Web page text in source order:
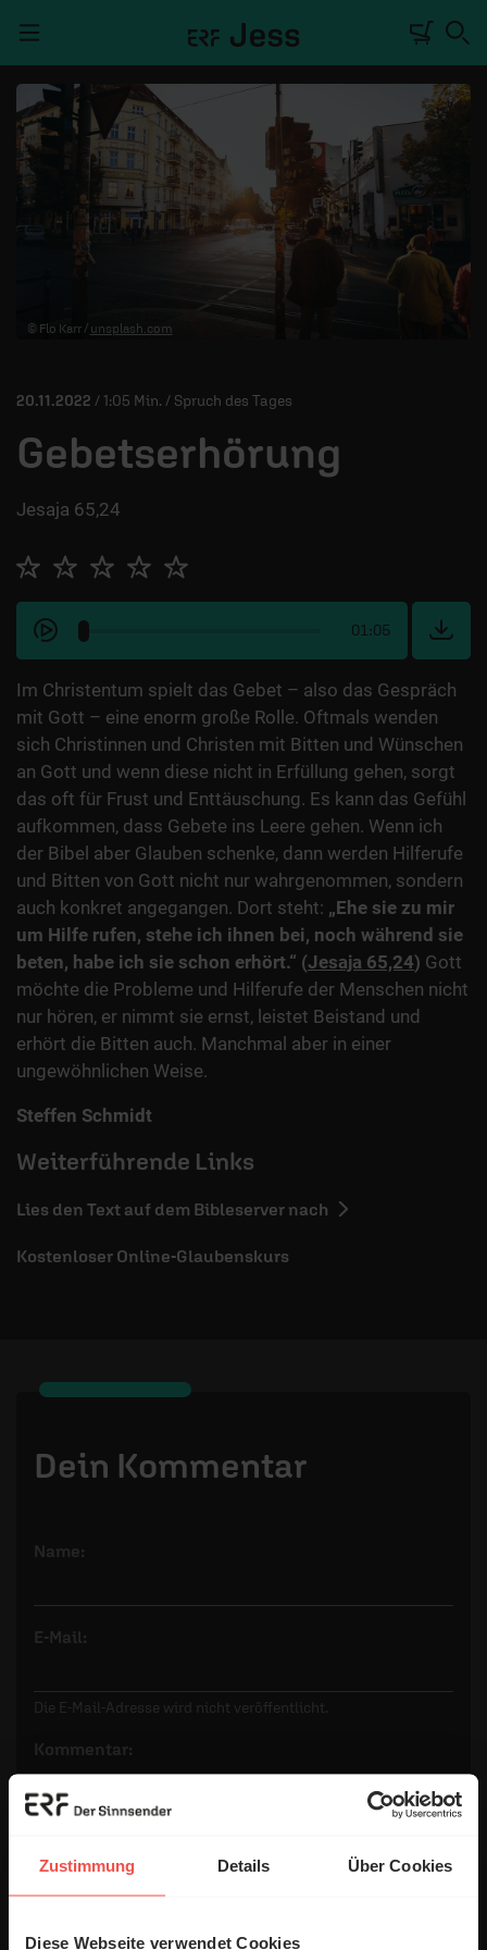
Zustimmung Details Über Cookies
Diese Webseite verwendet Cookies
TALKWERK
REPORTAGE
MITMACHEN
ÜBER UNS
© Flo Karr / unsplash.com
20.11.2022 / 1:05 Min. / Spruch des Tages
Gebetserhörung
Jesaja 65,24
01:05
Im Christentum spielt das Gebet – also das Gespräch
mit Gott – eine enorm große Rolle. Oftmals wenden
sich Christinnen und Christen mit Bitten und Wünschen
an Gott und wenn diese nicht in Erfüllung gehen, sorgt
das oft für Frust und Enttäuschung. Es kann das Gefühl
aufkommen, dass Gebete ins Leere gehen. Wenn ich
der Bibel aber Glauben schenke, dann werden Hilferufe
und Bitten von Gott nicht nur wahrgenommen, sondern
auch konkret angegangen. Dort steht: „Ehe sie zu mir
um Hilfe rufen, stehe ich ihnen bei, noch während sie
beten, habe ich sie schon erhört.“ (Jesaja 65,24) Gott
möchte die Probleme und Hilferufe der Menschen nicht
nur hören, er nimmt sie ernst, leistet Beistand und
erhört die Bitten auch. Manchmal aber in einer
ungewöhnlichen Weise.
Steffen Schmidt
Weiterführende Links
Lies den Text auf dem Bibleserver nach
Kostenloser Online-Glaubenskurs
Dein Kommentar
Name:
E-Mail:
Die E-Mail-Adresse wird nicht veröffentlicht.
Kommentar:
Meinen Kommentar nicht öffentlich teilen.
Ich bin damit einverstanden, dass meine Angaben